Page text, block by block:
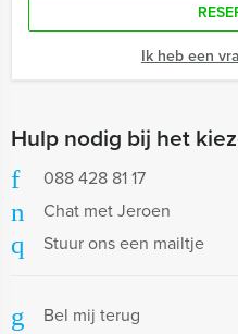
Ik heb een
Hulp nodig bij het
088 428 81 17
Chat met Jeroen
Stuur ons een mailtje
Bel mij terug